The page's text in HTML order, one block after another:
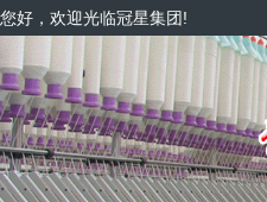
您好，欢迎光临冠星集团!